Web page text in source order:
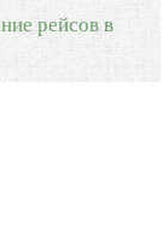
рейсов в